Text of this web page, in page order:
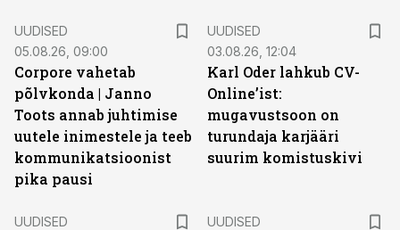
UUDISED
05.08.26, 09:00
Corpore vahetab
põlvkonda | Janno
Toots annab juhtimise
uutele inimestele ja teeb
kommunikatsioonist
pika pausi
UUDISED
03.08.26, 12:04
Karl Oder lahkub CV-
Online’ist:
mugavustsoon on
turundaja karjääri
suurim komistuskivi
UUDISED
UUDISED